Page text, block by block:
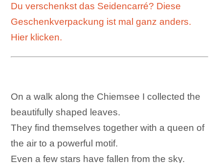
Du verschenkst das Seidencarré? Diese
Geschenkverpackung ist mal ganz anders.
Hier klicken.
On a walk along the Chiemsee I collected the
beautifully shaped leaves.
They find themselves together with a queen of
the air to a powerful motif.
Even a few stars have fallen from the sky.